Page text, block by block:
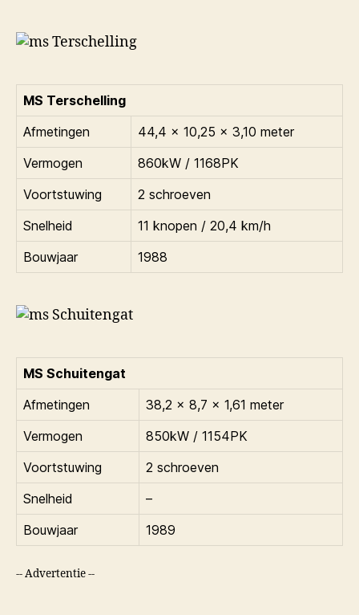
MS Terschelling
Afmetingen
44,4 x 10,25 x 3,10 meter
Vermogen
860kW / 1168PK
Voortstuwing
2 schroeven
Snelheid
11 knopen / 20,4 km/h
Bouwjaar
1988
MS Schuitengat
Afmetingen
38,2 x 8,7 x 1,61 meter
Vermogen
850kW / 1154PK
Voortstuwing
2 schroeven
Snelheid
–
Bouwjaar
1989
-- Advertentie --